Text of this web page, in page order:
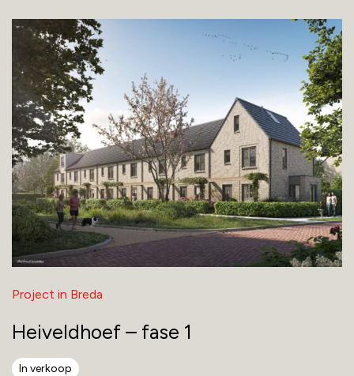
Project in Breda
Heiveldhoef – fase 1
In verkoop